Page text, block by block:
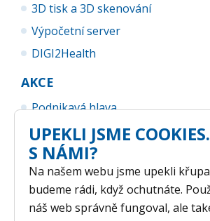
3D tisk a 3D skenování
Výpočetní server
DIGI2Health
AKCE
Podnikavá hlava
UP Business Camp
UPEKLI JSME
S NÁMI?
Na našem webu jsme upekli
budeme rádi, když ochutnáte.
náš web správně fungoval, ale